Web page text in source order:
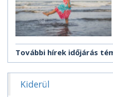
További hírek időjárás
Kiderül